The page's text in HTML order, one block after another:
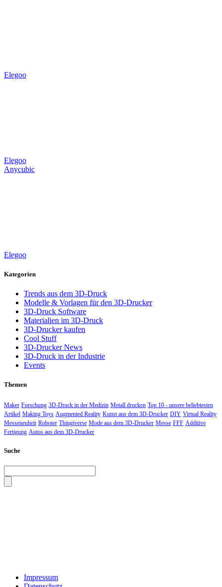
Elegoo
Elegoo
Anycubic
Elegoo
Kategorien
Trends aus dem 3D-Druck
Modelle & Vorlagen für den 3D-Drucker
3D-Druck Software
Materialien im 3D-Druck
3D-Drucker kaufen
Cool Stuff
3D-Drucker News
3D-Druck in der Industrie
Events
Themen
Maker Forschung 3D-Druck in der Medizin Metall drucken Top 10 - unsere beliebtesten
Artikel Making Toys Augmented Reality Kunst aus dem 3D-Drucker DIY Virtual Reality
Messeneuheit Roboter Thingiverse Mode aus dem 3D-Drucker Messe FFF Additive
Fertigung Autos aus dem 3D-Drucker
Suche
Impressum